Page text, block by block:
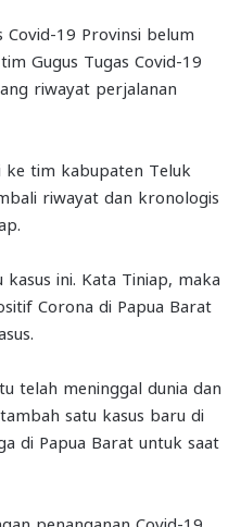
Covid-19 Provinsi belum
Gugus Tugas Covid-19
riwayat perjalanan
ke tim kabupaten Teluk
riwayat dan kronologis
ini. Kata Tiniap, maka
Corona di Papua Barat
telah meninggal dunia dan
satu kasus baru di
di Papua Barat untuk saat
penanganan Covid-19